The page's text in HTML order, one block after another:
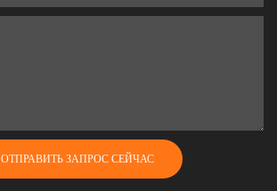
ОТПРАВИТЬ ЗАПРОС СЕЙЧАС